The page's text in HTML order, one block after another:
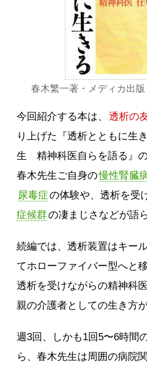
春木繁一著・メディカ出版
今回紹介する本は、 透析の
り上げた『透析とともに
生 精神科医自らを語る』の
春木先生ご自身の慢性腎臓
尿毒症の体験や、透析を受
症候群の凄まじさなどが語
続編では、透析装置はキー
てホローファイバー型へと
透析を受けながらの精神科
親の介護者としての生き方
週3回、しかも1回5〜6時間
ら、春木先生は周囲の病院